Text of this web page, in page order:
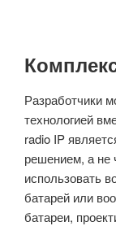
Разработчики
технологией
radio IP
решением, а не
использовать
батарей или
батареи,